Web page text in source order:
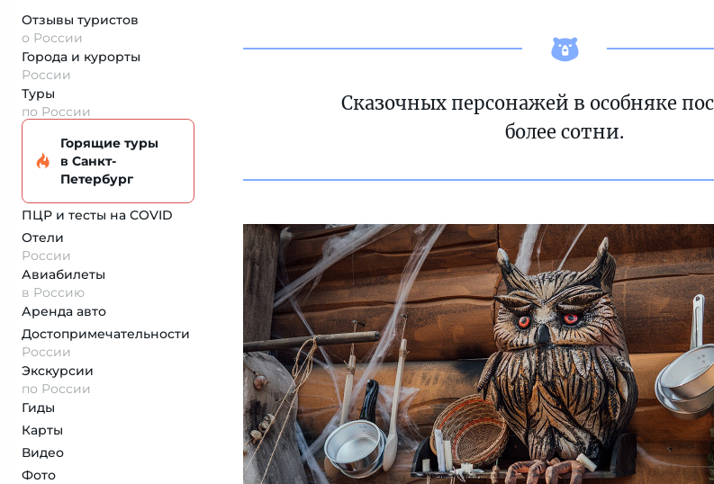
Отзывы туристов
о России
Города и курорты
России
Туры
по России
Горящие туры
в Санкт-
Петербург
ПЦР и тесты на COVID
Отели
России
Авиабилеты
в Россию
Аренда авто
Достопримеча­тельности
России
Экскурсии
по России
Гиды
Карты
Видео
Фото
Сказочных персонажей в особняке
более сотни.